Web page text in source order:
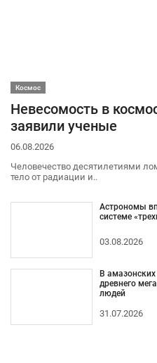
Космос
Невесомость в
заявили ученые
06.08.2026
Человечество десятилетиями
тело от радиации и..
Астрономы
системе
03.08.2026
В
древнего
людей
31.07.2026